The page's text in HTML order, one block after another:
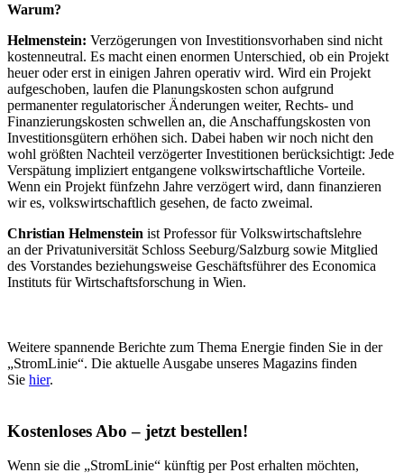
Warum?
Helmenstein: Verzögerungen von Investitionsvorhaben sind nicht
kostenneutral. Es macht einen enormen Unterschied, ob ein Projekt
heuer oder erst in einigen Jahren operativ wird. Wird ein Projekt
aufgeschoben, laufen die Planungskosten schon aufgrund
permanenter regulatorischer Änderungen weiter, Rechts- und
Finanzierungskosten schwellen an, die Anschaffungskosten von
Investitionsgütern erhöhen sich. Dabei haben wir noch nicht den
wohl größten Nachteil verzögerter Investitionen berücksichtigt: Jede
Verspätung impliziert entgangene volkswirtschaftliche Vorteile.
Wenn ein Projekt fünfzehn Jahre verzögert wird, dann finanzieren
wir es, volkswirtschaftlich gesehen, de facto zweimal.
Christian Helmenstein ist Professor für Volks­wirtschaftslehre
an der Privatuniversität Schloss Seeburg/Salzburg sowie Mitglied
des Vorstandes beziehungsweise Ge­schäftsführer des Economica
Instituts für Wirtschaftsforschung in Wien.
Weitere spannende Berichte zum Thema Energie finden Sie in der
„StromLinie“. Die aktuelle Ausgabe unseres Magazins finden
Sie hier.
Kostenloses Abo – jetzt bestellen!
Wenn sie die „StromLinie“ künftig per Post erhalten möchten,